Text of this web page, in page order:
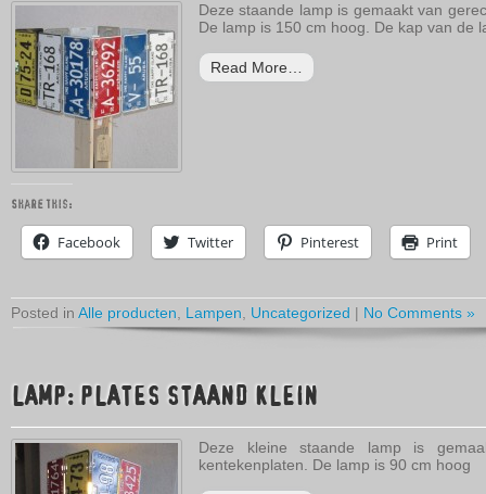
Deze staande lamp is gemaakt van
De lamp is 150 cm hoog. De kap van de
Read More…
Share this:
Facebook Twitter Pinterest Print
Posted in Alle producten Lampen Uncategorized | No Comments »
LAMP: PLATES STAAND KLEIN
Deze kleine staande lamp is
kentekenplaten. De lamp is 90 cm hoog